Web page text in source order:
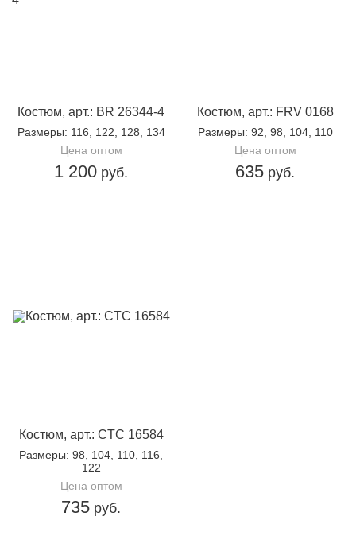
Костюм, арт.: BR 26344-4
Размеры: 116, 122, 128, 134
Цена оптом
1 200 руб.
Костюм, арт.: FRV 0168
Размеры: 92, 98, 104, 110
Цена оптом
635 руб.
Костюм, арт.: CTC 16584
Размеры: 98, 104, 110, 116,
122
Цена оптом
735 руб.